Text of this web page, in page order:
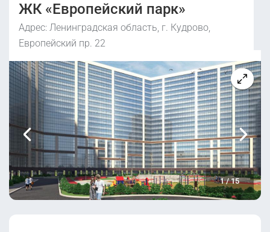
ЖК «Европейский парк»
Адрес: Ленинградская область, г. Кудрово,
Европейский пр. 22
1/15